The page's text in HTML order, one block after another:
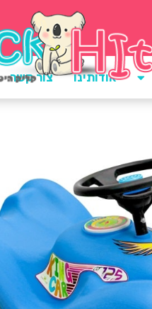
אודותינו צור קשר